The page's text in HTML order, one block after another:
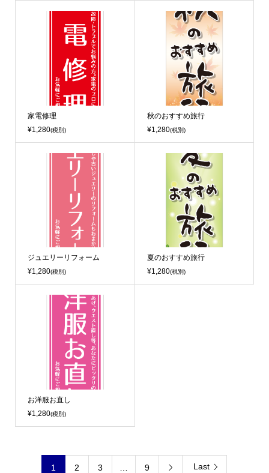
家電修理
¥1,280(税別)
秋のおすすめ旅行
¥1,280(税別)
ジュエリーリフォーム
¥1,280(税別)
夏のおすすめ旅行
¥1,280(税別)
お洋服お直し
¥1,280(税別)
1 2 3 9  Last